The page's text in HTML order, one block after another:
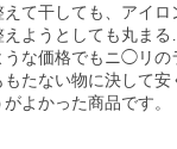
て干しても、アイロ
えようとしても丸ま
うな価格でもニ◯リの
たない物に決して安
よかった商品です。